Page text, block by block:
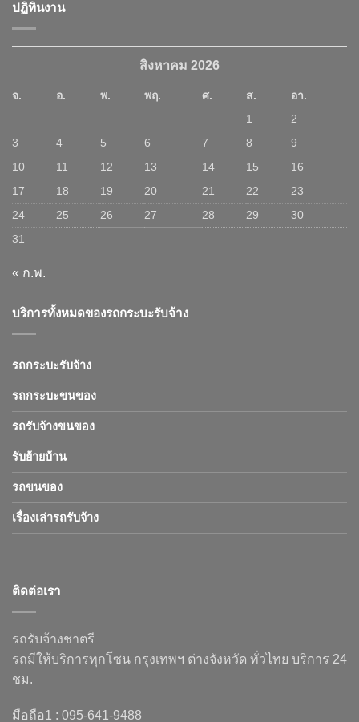
ปฏิทินงาน
สิงหาคม 2026
จ. อ. พ. พฤ. ศ. ส.
อา.
1
2
3
4 5 6 7 8
9
10
11 12 13 14 15
16
17
18 19 20 21 22
23
24
25 26 27 28 29
30
31
« ก.พ.
บริการทั้งหมดของรถกระบะรับจ้าง
รถกระบะรับจ้าง
รถกระบะขนของ
รถรับจ้างขนของ
รับย้ายบ้าน
รถขนของ
เรื่องเล่ารถรับจ้าง
ติดต่อเรา
รถรับจ้างชาตรี
รถมีให้บริการทุกโซน กรุงเทพฯ ต่างจังหวัด ทั่วไทย บริการ 24
ชม.
มือถือ1 : 095-641-9488